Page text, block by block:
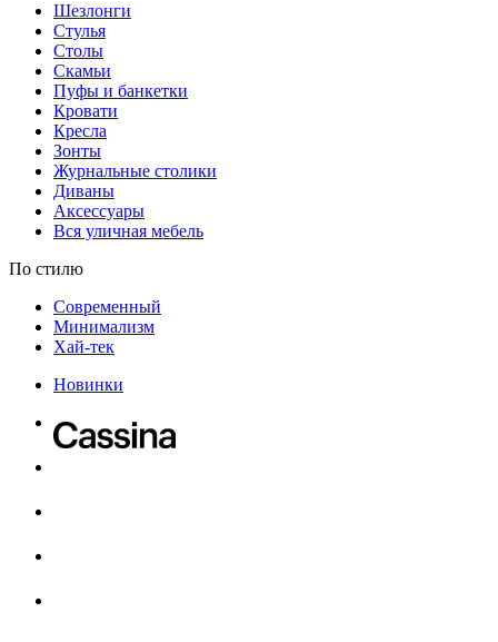
Шезлонги
Стулья
Столы
Скамьи
Пуфы и банкетки
Кровати
Кресла
Зонты
Журнальные столики
Диваны
Аксессуары